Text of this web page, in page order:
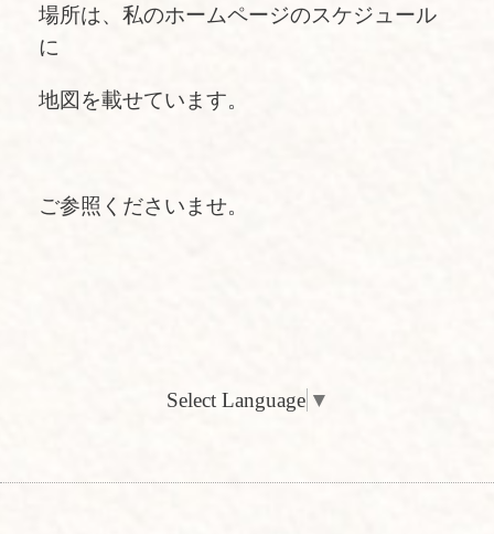
場所は、私のホームページのスケジュール
に
地図を載せています。
ご参照くださいませ。
Select Language ▼